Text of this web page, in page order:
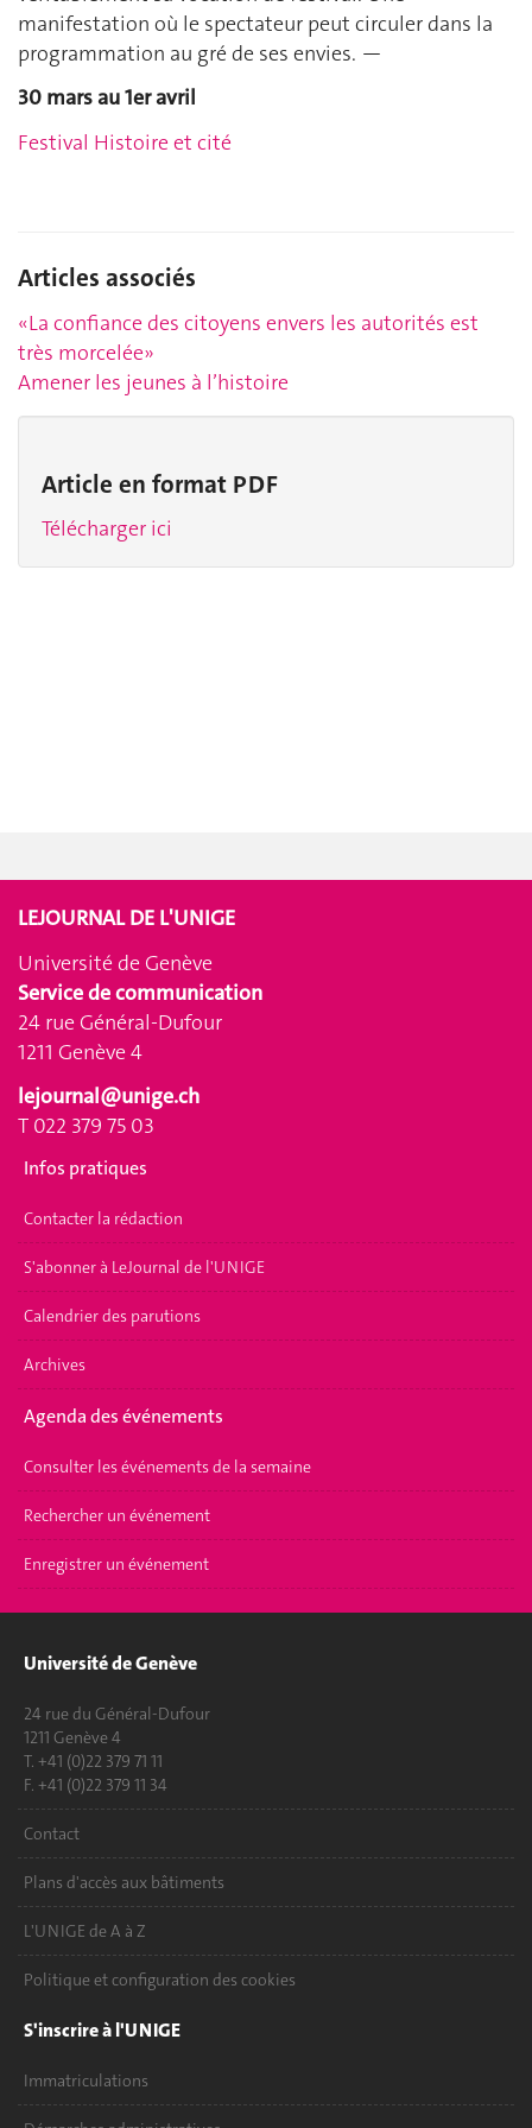
manifestation où le spectateur peut circuler dans la
programmation au gré de ses envies. —
30 mars au 1er avril
Festival Histoire et cité
Articles associés
«La confiance des citoyens envers les autorités est
très morcelée»
Amener les jeunes à l’histoire
Article en format PDF
Télécharger ici
LEJOURNAL DE L'UNIGE
Université de Genève
Service de communication
24 rue Général-Dufour
1211 Genève 4
lejournal@unige.ch
T 022 379 75 03
Infos pratiques
Contacter la rédaction
S'abonner à LeJournal de l'UNIGE
Calendrier des parutions
Archives
Agenda des événements
Consulter les événements de la semaine
Rechercher un événement
Enregistrer un événement
Université de Genève
24 rue du Général-Dufour
1211 Genève 4
T. +41 (0)22 379 71 11
F. +41 (0)22 379 11 34
Contact
Plans d'accès aux bâtiments
L'UNIGE de A à Z
Politique et configuration des cookies
S'inscrire à l'UNIGE
Immatriculations